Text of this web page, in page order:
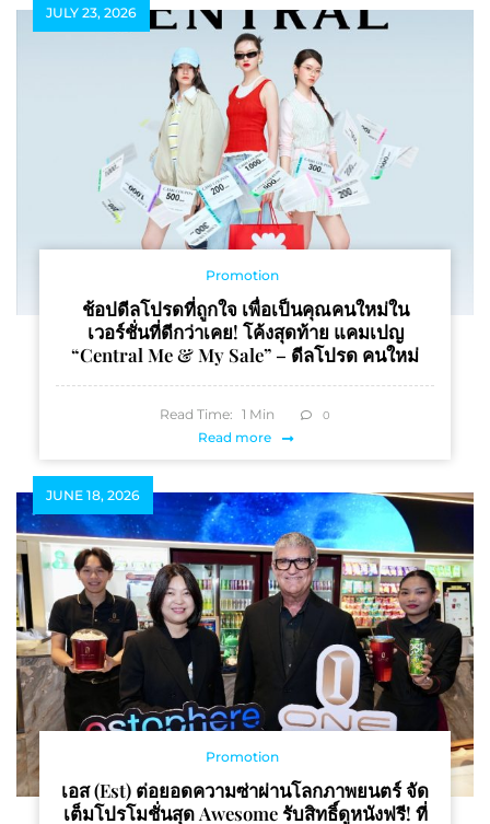
ทั้งปี!
JULY 23, 2026
Promotion
ช้อปดีลโปรดที่ถูกใจ เพื่อเป็นคุณคนใหม่ใน
เวอร์ชั่นที่ดีกว่าเคย! โค้งสุดท้าย แคมเปญ
“Central Me & My Sale” – ดีลโปรด คนใหม่
Read Time: 1 Min 0
Read more
JUNE 18, 2026
Promotion
เอส (est) ต่อยอดความซ่าผ่านโลกภาพยนตร์ จัด
เต็มโปรโมชั่นสุด Awesome รับสิทธิ์ดูหนังฟรี! ที่